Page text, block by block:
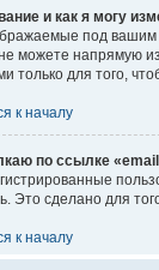
и как я могу
под вашим
можете напрямую
только для того,
к началу
по ссылке
Это сделано для
к началу